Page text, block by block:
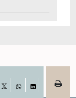
WhatsAppLinkedIn